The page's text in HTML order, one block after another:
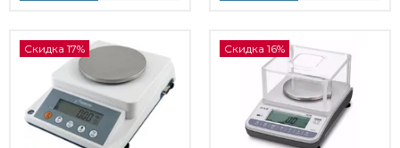
Скидка 17% Скидка 16%